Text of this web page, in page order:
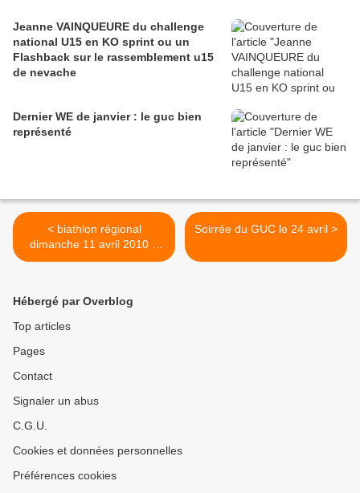
Jeanne VAINQUEURE du challenge
national U15 en KO sprint ou un
Flashback sur le rassemblement u15
de nevache
Dernier WE de janvier : le guc bien
représenté
< biathlon régional
dimanche 11 avril 2010 à
l'alpe d'huez
Soirrée du GUC le 24 avril >
Hébergé par Overblog
Top articles
Pages
Contact
Signaler un abus
C.G.U.
Cookies et données personnelles
Préférences cookies